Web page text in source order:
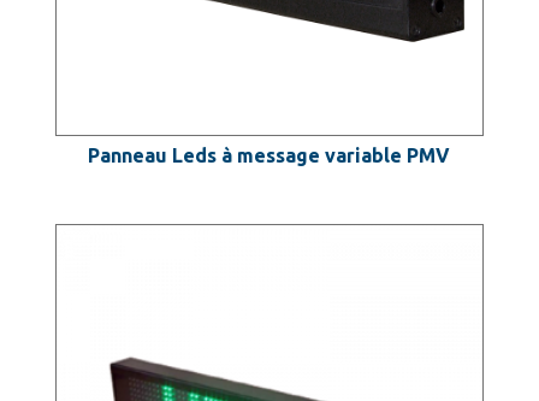
Panneau Leds à message variable PMV